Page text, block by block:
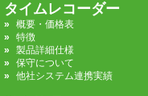
タイムレコーダー
概要・価格表
特徴
製品詳細仕様
保守について
他社システム連携実績